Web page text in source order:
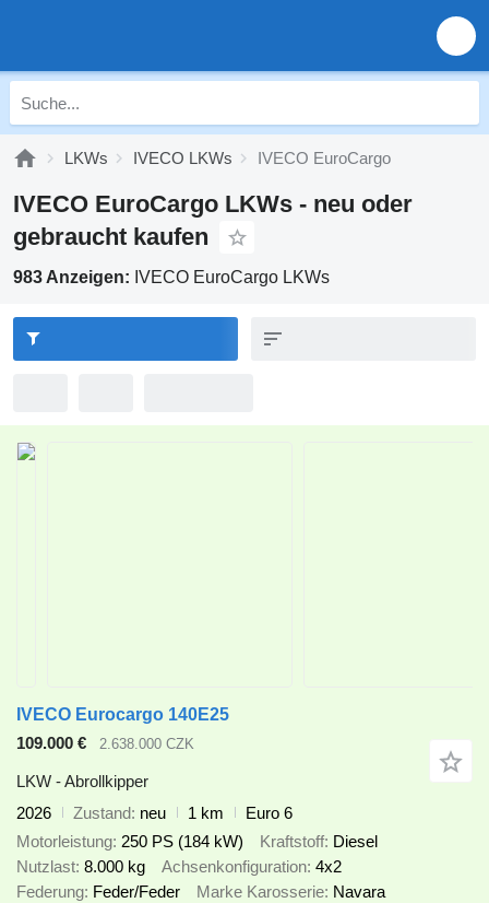
LKWs IVECO LKWs IVECO EuroCargo
IVECO EuroCargo LKWs - neu oder
gebraucht kaufen
983 Anzeigen: IVECO EuroCargo LKWs
IVECO Eurocargo 140E25
109.000 €
2.638.000 CZK
LKW - Abrollkipper
2026
Zustand neu 1 km
Euro 6
Motorleistung 250 PS (184 kW) Kraftstoff Diesel
Nutzlast 8.000 kg Achsenkonfiguration 4x2
Federung Feder/Feder Marke Karosserie Navara